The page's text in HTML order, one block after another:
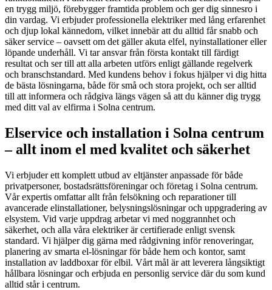
en trygg miljö, förebygger framtida problem och ger dig sinnesro i
din vardag. Vi erbjuder professionella elektriker med lång erfarenhet
och djup lokal kännedom, vilket innebär att du alltid får snabb och
säker service – oavsett om det gäller akuta elfel, nyinstallationer eller
löpande underhåll. Vi tar ansvar från första kontakt till färdigt
resultat och ser till att alla arbeten utförs enligt gällande regelverk
och branschstandard. Med kundens behov i fokus hjälper vi dig hitta
de bästa lösningarna, både för små och stora projekt, och ser alltid
till att informera och rådgiva längs vägen så att du känner dig trygg
med ditt val av elfirma i Solna centrum.
Elservice och installation i Solna centrum
– allt inom el med kvalitet och säkerhet
Vi erbjuder ett komplett utbud av eltjänster anpassade för både
privatpersoner, bostadsrättsföreningar och företag i Solna centrum.
Vår expertis omfattar allt från felsökning och reparationer till
avancerade elinstallationer, belysningslösningar och uppgradering av
elsystem. Vid varje uppdrag arbetar vi med noggrannhet och
säkerhet, och alla våra elektriker är certifierade enligt svensk
standard. Vi hjälper dig gärna med rådgivning inför renoveringar,
planering av smarta el-lösningar för både hem och kontor, samt
installation av laddboxar för elbil. Vårt mål är att leverera långsiktigt
hållbara lösningar och erbjuda en personlig service där du som kund
alltid står i centrum.